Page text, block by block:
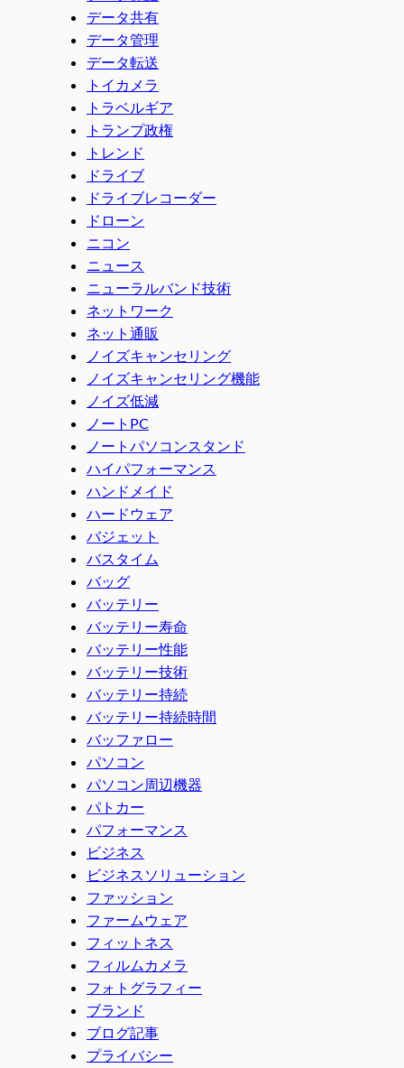
データ共有
データ管理
データ転送
トイカメラ
トラベルギア
トランプ政権
トレンド
ドライブ
ドライブレコーダー
ドローン
ニコン
ニュース
ニューラルバンド技術
ネットワーク
ネット通販
ノイズキャンセリング
ノイズキャンセリング機能
ノイズ低減
ノートPC
ノートパソコンスタンド
ハイパフォーマンス
ハンドメイド
ハードウェア
バジェット
バスタイム
バッグ
バッテリー
バッテリー寿命
バッテリー性能
バッテリー技術
バッテリー持続
バッテリー持続時間
バッファロー
パソコン
パソコン周辺機器
パトカー
パフォーマンス
ビジネス
ビジネスソリューション
ファッション
ファームウェア
フィットネス
フィルムカメラ
フォトグラフィー
ブランド
ブログ記事
プライバシー